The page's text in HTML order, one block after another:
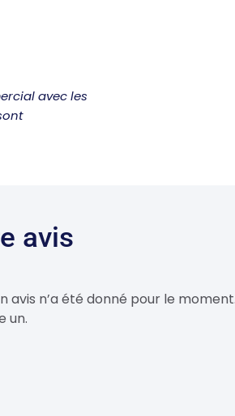
avec les
avis
avis n’a été donné pour le
un.